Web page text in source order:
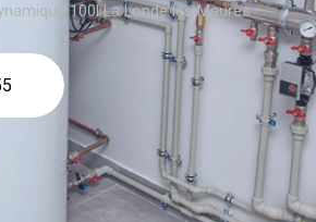
100l La Londe les Maures